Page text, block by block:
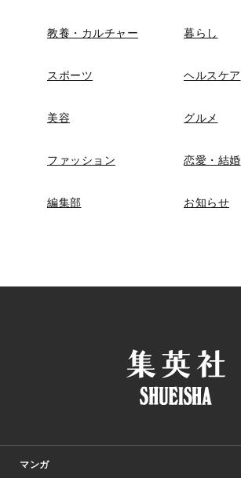
教養・カルチャー 暮らし
スポーツ ヘルスケア
美容 グルメ
ファッション 恋愛・結婚
編集部 お知らせ
マンガ